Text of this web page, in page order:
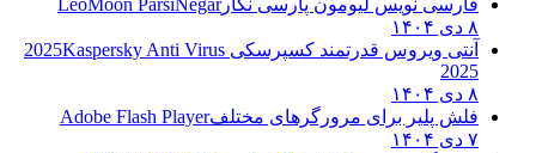
۸ دی ۱۴۰۴
آنتی ویروس قدرتمند کسپرسکی 2025 Kaspersky Anti Virus
2025
۸ دی ۱۴۰۴
فلش پلیر برای مرورگرهای مختلفAdobe Flash Player
۷ دی ۱۴۰۴